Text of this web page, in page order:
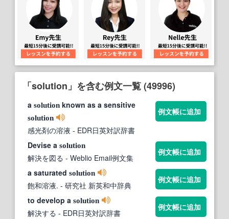
「solution」を含む例文一覧 (49996)
a solution known as a sensitive
solution
感光剤の溶液 - EDR日英対訳辞書
例文帳に追加
Devise a solution
解決を図る - Weblio Email例文集
例文帳に追加
a saturated solution
飽和溶液. - 研究社 新英和中辞典
例文帳に追加
to develop a solution
解決する - EDR日英対訳辞書
例文帳に追加